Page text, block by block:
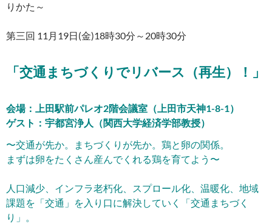
りかた～
第三回 11月19日(金)18時30分～20時30分
「交通まちづくりでリバース（再生）！」
会場：上田駅前パレオ2階会議室（上田市天神1-8-1）
ゲスト： 宇都宮浄人
（関西大学経済学部教授）
〜交通が先か。まちづくりが先か。鶏と卵の関係。
まずは卵をたくさん産んでくれる鶏を育てよう〜
人口減少、インフラ老朽化、スプロール化、温暖化、地域
課題を「交通」を入り口に解決していく「交通まちづく
り」。